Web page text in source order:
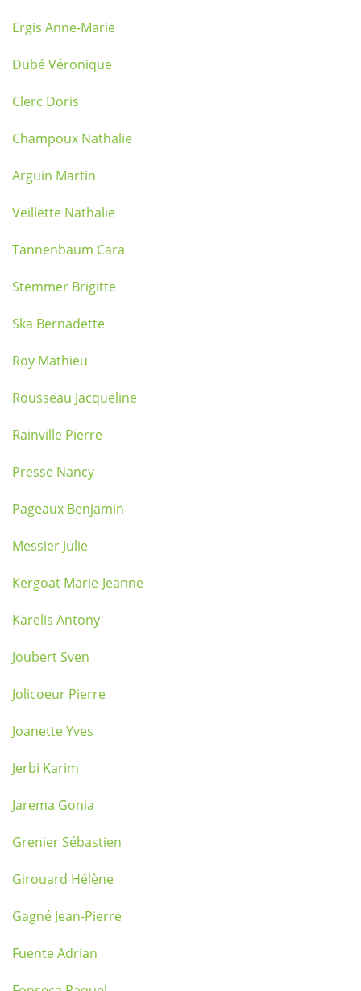
Ergis Anne-Marie
Dubé Véronique
Clerc Doris
Champoux Nathalie
Arguin Martin
Veillette Nathalie
Tannenbaum Cara
Stemmer Brigitte
Ska Bernadette
Roy Mathieu
Rousseau Jacqueline
Rainville Pierre
Presse Nancy
Pageaux Benjamin
Messier Julie
Kergoat Marie-Jeanne
Karelis Antony
Joubert Sven
Jolicoeur Pierre
Joanette Yves
Jerbi Karim
Jarema Gonia
Grenier Sébastien
Girouard Hélène
Gagné Jean-Pierre
Fuente Adrian